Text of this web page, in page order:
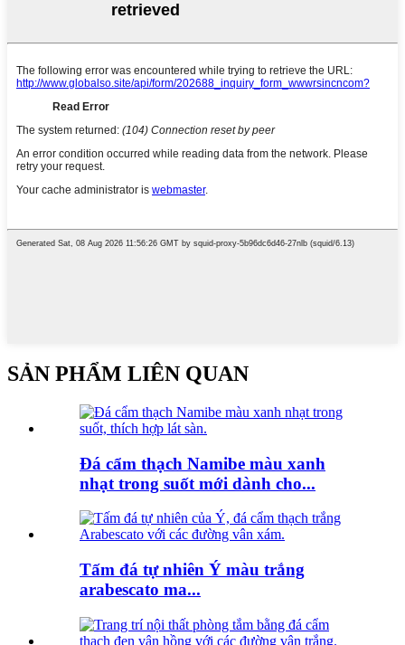
SẢN PHẨM LIÊN QUAN
Đá cẩm thạch Namibe màu xanh
nhạt trong suốt mới dành cho...
Tấm đá tự nhiên Ý màu trắng
arabescato ma...